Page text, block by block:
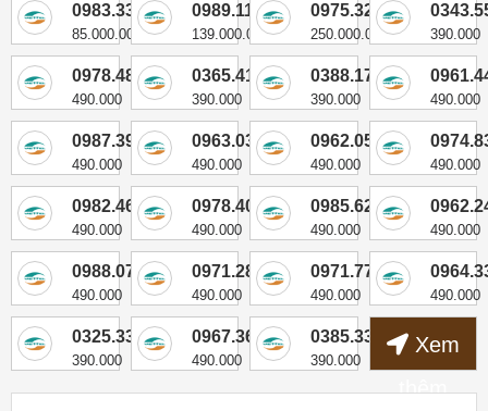
0983.333.111
85.000.000
0989.11.77.99
139.000.000
0975.322222
250.000.000 390.000
0978.483.205
490.000
0365.414.614
390.000
0388.170.670
390.000 490.000
0987.399.603
490.000
0963.039.474
490.000
0962.053.494
490.000 490.000
0982.467.050
490.000
0978.407.035
490.000
0985.628.400
490.000 490.000
0988.070.048
490.000
0971.284.210
490.000
0971.771.273
490.000 490.000
0325.337.316
390.000
0967.365.703
490.000
0385.331.031
390.000
Xem
thêm